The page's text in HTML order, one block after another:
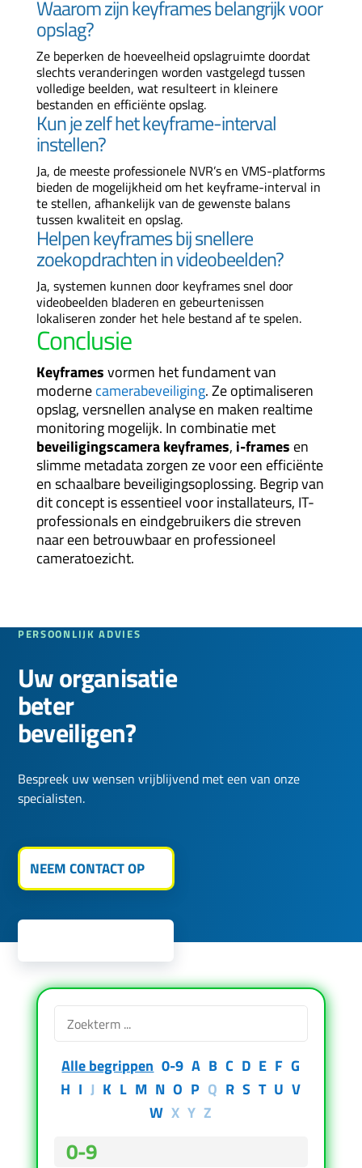
Waarom zijn keyframes belangrijk voor
opslag?
Ze beperken de hoeveelheid opslagruimte doordat
slechts veranderingen worden vastgelegd tussen
volledige beelden, wat resulteert in kleinere
bestanden en efficiënte opslag.
Kun je zelf het keyframe-interval
instellen?
Ja, de meeste professionele NVR’s en VMS-platforms
bieden de mogelijkheid om het keyframe-interval in
te stellen, afhankelijk van de gewenste balans
tussen kwaliteit en opslag.
Helpen keyframes bij snellere
zoekopdrachten in videobeelden?
Ja, systemen kunnen door keyframes snel door
videobeelden bladeren en gebeurtenissen
lokaliseren zonder het hele bestand af te spelen.
Conclusie
Keyframesvormen het fundament van
modernecamerabeveiliging. Ze optimaliseren
opslag, versnellen analyse en maken realtime
monitoring mogelijk. In combinatie met
beveiligingscamera keyframes, i-frames en
slimme metadata zorgen ze voor een efficiënte
en schaalbare beveiligingsoplossing. Begrip van
dit concept is essentieel voor installateurs, IT-
professionals en eindgebruikers die streven
naar een betrouwbaar en professioneel
cameratoezicht.
Uw organisatie
beter
beveiligen?
PERSOONLIJK ADVIES
Bespreek uw wensen vrijblijvend met een van onze
specialisten.
NEEM CONTACT OP
Alle begrippen 0-9 A B C D E F G
H I J K L M N O P Q R S T U V
W X Y Z
0-9